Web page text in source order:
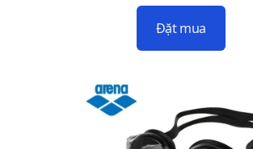
Đặt mua